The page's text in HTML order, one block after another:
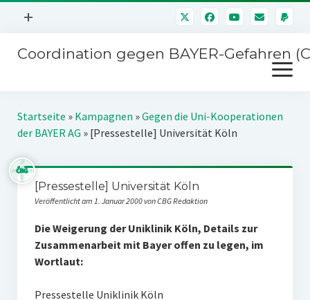
Menü
+
Mitmachen
Über uns
Kontakt
Impressum
Coordination gegen BAYER-Gefahren
Menü
öffnen
Kampagnen
BAYER-Hauptversammlungen
Stichwort BAYER
Jahrestagung
SPENDEN
Startseite » Kampagnen »Gegen die Uni-Kooperationen
der BAYER AG » [Pressestelle] Universität Köln
[Pressestelle] Universität Köln
Veröffentlicht am 1. Januar 2000 von CBG Redaktion
Die Weigerung der Uniklinik Köln, Details zur
Zusammenarbeit mit Bayer offen zu legen, im
Wortlaut:
Pressestelle Uniklinik Köln